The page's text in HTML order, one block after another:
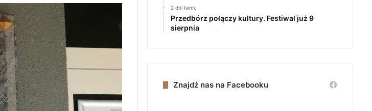
2 dni temu
Przedbórz połączy kultury. Festiwal już 9
sierpnia
Znajdź nas na Facebooku